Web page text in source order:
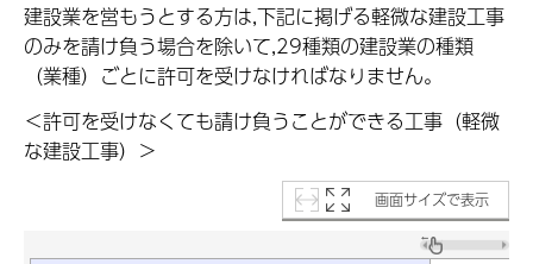
建設業を営もうとする方は,下記に掲げる軽微な建設工事
のみを請け負う場合を除いて,29種類の建設業の種類
（業種）ごとに許可を受けなければなりません。
＜許可を受けなくても請け負うことができる工事（軽微
な建設工事）＞
画面サイズで表示